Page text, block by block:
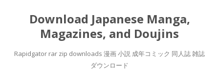
Download Japanese Manga,
Magazines, and Doujins
Rapidgator rar zip downloads 漫画 小説 成年コミック 同人誌 雑誌
ダウンロード